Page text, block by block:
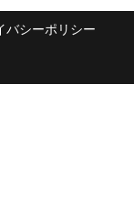
バシーポリシー